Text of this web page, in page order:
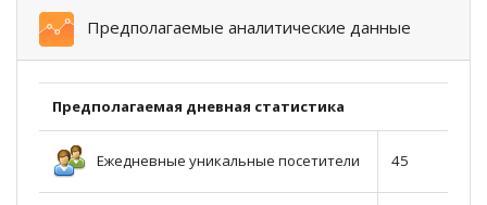
Предполагаемые аналитические данные
Предполагаемая дневная статистика
Ежедневные уникальные посетители 45